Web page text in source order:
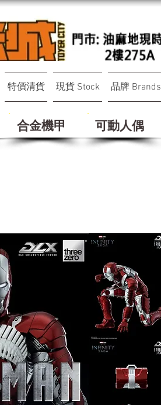
特價清貨 現貨 Stock 品牌 Brands
合金機甲 可動人偶